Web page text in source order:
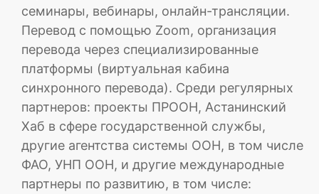
семинары, вебинары, онлайн-трансляции.
Перевод с помощью Zoom, организация
перевода через специализированные
платформы (виртуальная кабина
синхронного перевода). Среди регулярных
партнеров: проекты ПРООН, Астанинский
Хаб в сфере государственной службы,
другие агентства системы ООН, в том числе
ФАО, УНП ООН, и другие международные
партнеры по развитию, в том числе: